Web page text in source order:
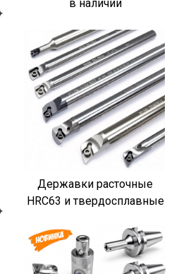
в наличии
Державки расточные
HRC63 и твердосплавные